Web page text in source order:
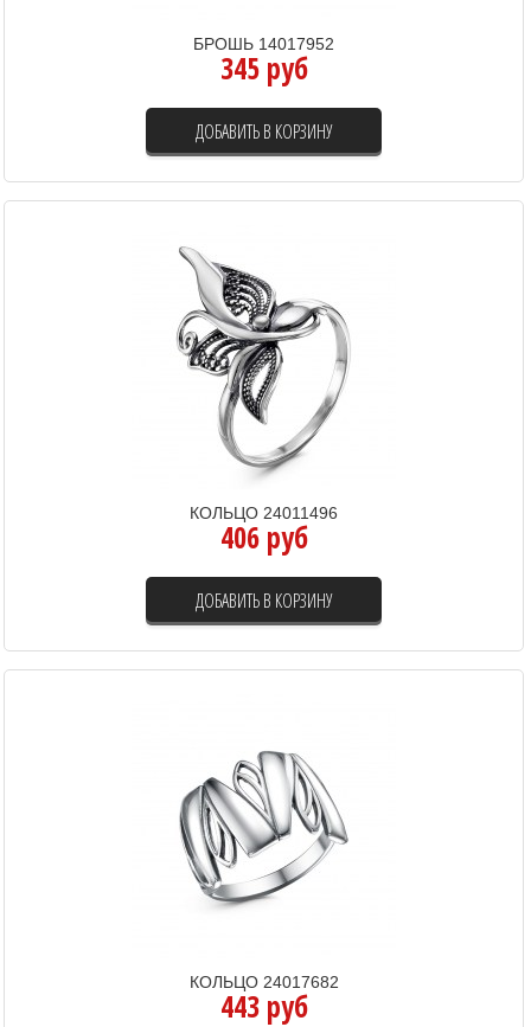
БРОШЬ 14017952
345 руб
ДОБАВИТЬ В КОРЗИНУ
КОЛЬЦО 24011496
406 руб
ДОБАВИТЬ В КОРЗИНУ
КОЛЬЦО 24017682
443 руб